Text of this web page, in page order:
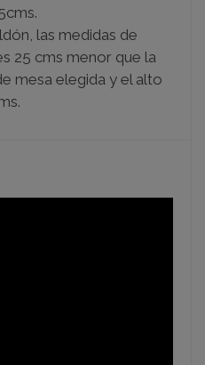
las medidas de
25 cms menor que la
mesa elegida y el alto